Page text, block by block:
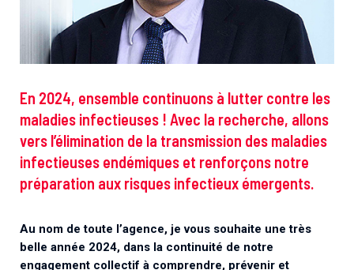
En 2024, ensemble continuons à lutter contre les
maladies infectieuses ! Avec la recherche, allons
vers l’élimination de la transmission des maladies
infectieuses endémiques et renforçons notre
préparation aux risques infectieux émergents.
Au nom de toute l’agence, je vous souhaite une très
belle année 2024, dans la continuité de notre
engagement collectif à comprendre, prévenir et